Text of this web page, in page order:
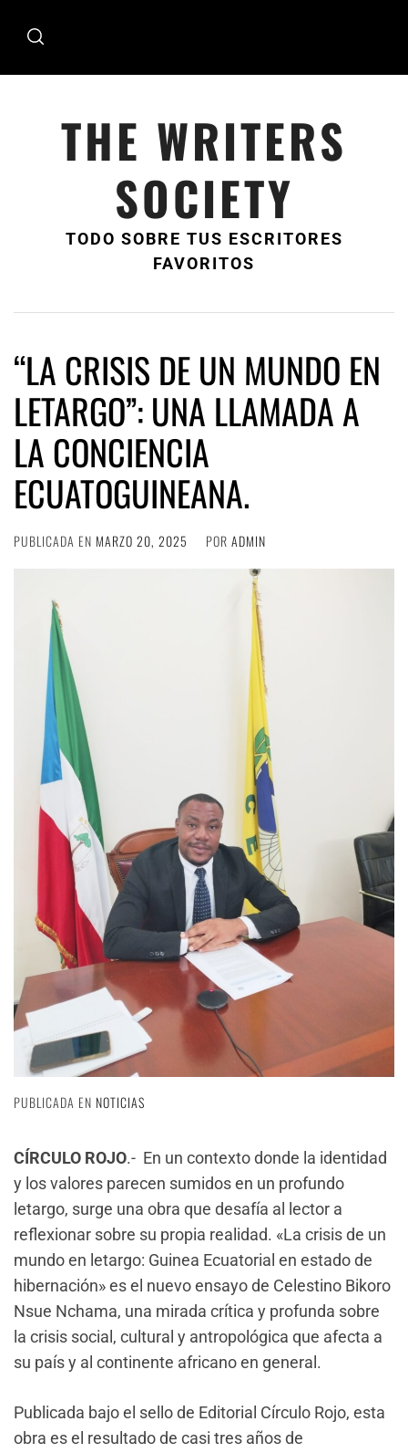
THE WRITERS
SOCIETY
TODO SOBRE TUS ESCRITORES
FAVORITOS
“LA CRISIS DE UN MUNDO EN
LETARGO”: UNA LLAMADA A
LA CONCIENCIA
ECUATOGUINEANA.
PUBLICADA EN MARZO 20, 2025 POR ADMIN
PUBLICADA EN NOTICIAS
CÍRCULO ROJO.- En un contexto donde la identidad
y los valores parecen sumidos en un profundo
letargo, surge una obra que desafía al lector a
reflexionar sobre su propia realidad. «La crisis de un
mundo en letargo: Guinea Ecuatorial en estado de
hibernación» es el nuevo ensayo de Celestino Bikoro
Nsue Nchama, una mirada crítica y profunda sobre
la crisis social, cultural y antropológica que afecta a
su país y al continente africano en general.
Publicada bajo el sello de Editorial Círculo Rojo, esta
obra es el resultado de casi tres años de